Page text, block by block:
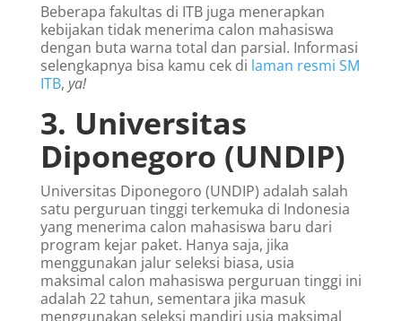
Beberapa fakultas di ITB juga menerapkan
kebijakan tidak menerima calon mahasiswa
dengan buta warna total dan parsial. Informasi
selengkapnya bisa kamu cek di laman resmi SM
ITB, ya!
3. Universitas
Diponegoro (UNDIP)
Universitas Diponegoro (UNDIP) adalah salah
satu perguruan tinggi terkemuka di Indonesia
yang menerima calon mahasiswa baru dari
program kejar paket. Hanya saja, jika
menggunakan jalur seleksi biasa, usia
maksimal calon mahasiswa perguruan tinggi ini
adalah 22 tahun, sementara jika masuk
menggunakan seleksi mandiri usia maksimal